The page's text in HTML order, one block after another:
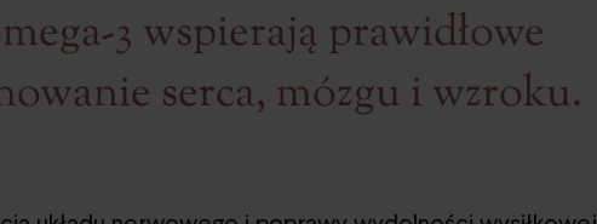
3 wspierają prawidłowe
serca, mózgu i wzroku.